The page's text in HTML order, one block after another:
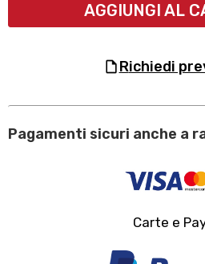
AGGIUNGI AL
richiedi
Pagamenti sicuri anche a
Carte e